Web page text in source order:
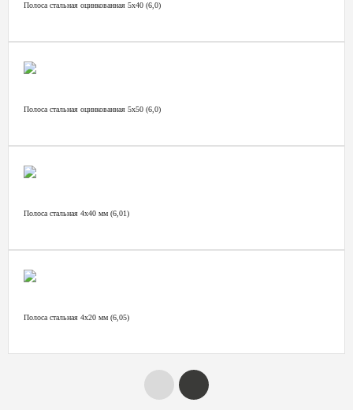
Полоса стальная оцинкованная 5х40 (6,0)
Полоса стальная оцинкованная 5х50 (6,0)
Полоса стальная 4х40 мм (6,01)
Полоса стальная 4х20 мм (6,05)